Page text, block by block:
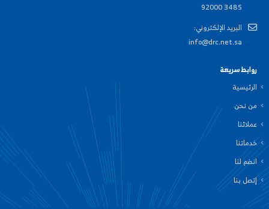
3485 92000
البريد الإلكتروني:
info@drc.net.sa
روابط سريعة
الرئيسية
من نحن
عملائنا
خدماتنا
انضم لنا
إتصل بنا